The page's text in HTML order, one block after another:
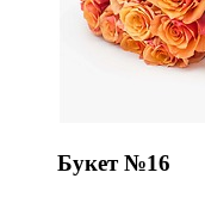
Букет №16